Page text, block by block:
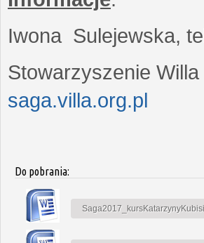
Iwona Sulejewska,
Stowarzyszenie
saga.villa.org.pl
Do pobrania: